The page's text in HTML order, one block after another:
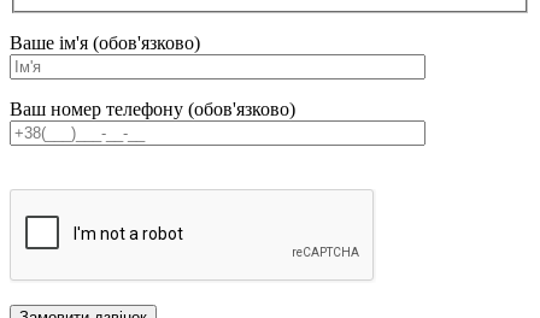
Ваше ім'я (обов'язково)
Ваш номер телефону (обов'язково)
пустым.